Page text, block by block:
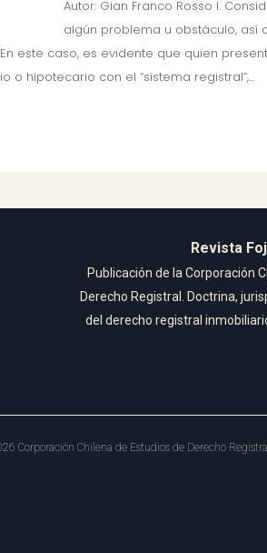
Autor: Gian Franco Rosso I.
algún problema u obstáculo, así
este caso, es evidente que quien
hipotecario con el “sistema registral”,...
Revista
Publicación de la Corporación
Derecho Registral. Doctrina,
del derecho registral
Corporación Chilena de Estudios de Derecho